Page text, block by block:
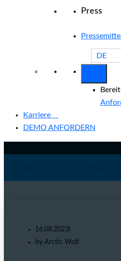
Press
DE
Karriere
DEMO ANFORDERN
16.08.2023
by Arctic Wolf